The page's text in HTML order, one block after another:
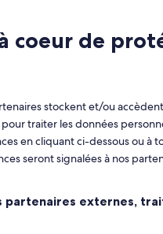
Rent A Car : Cosenza
: Cosenza
catégories de
Mini : Cosenza
Compact : Cosenza
Standard : Cosenza
Premium : Cosenza
Convertible : Cosenza
Hôtels en
Locations
Tous
coeur de
stockent et/ou
traiter les données
en cliquant ci-dessous ou à
seront signalées à nos
partenaires externes,